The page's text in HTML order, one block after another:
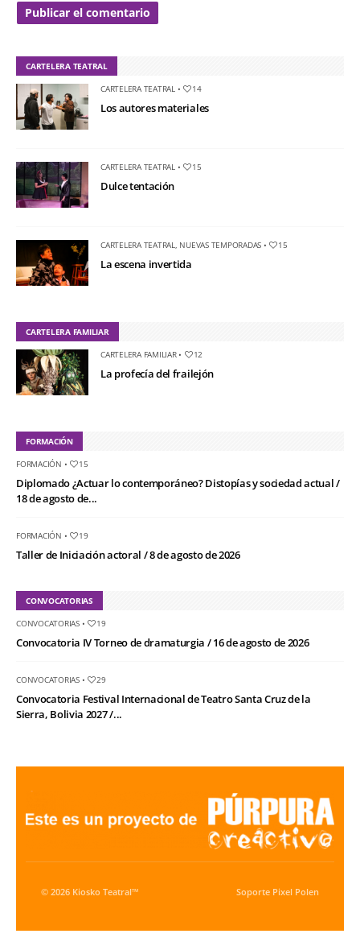
CARTELERA TEATRAL
CARTELERA TEATRAL• 14
Los autores materiales
CARTELERA TEATRAL• 15
Dulce tentación
CARTELERA TEATRAL, NUEVAS TEMPORADAS • 15
La escena invertida
CARTELERA FAMILIAR
CARTELERA FAMILIAR• 12
La profecía del frailejón
FORMACIÓN
FORMACIÓN • 15
Diplomado ¿Actuar lo contemporáneo? Distopías y sociedad actual /
18 de agosto de...
FORMACIÓN • 19
Taller de Iniciación actoral / 8 de agosto de 2026
CONVOCATORIAS
CONVOCATORIAS• 19
Convocatoria IV Torneo de dramaturgia / 16 de agosto de 2026
CONVOCATORIAS• 29
Convocatoria Festival Internacional de Teatro Santa Cruz de la
Sierra, Bolivia 2027 /...
© 2026 Kiosko Teatral™ Soporte Pixel Polen